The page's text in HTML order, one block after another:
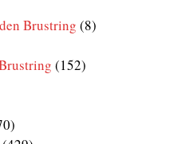
Brustring (8)
(152)